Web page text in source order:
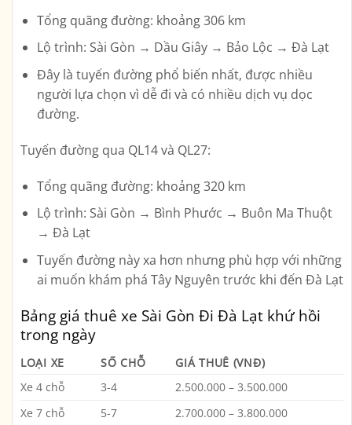
Tổng quãng đường: khoảng306 km
Lộ trình: Sài Gòn → Dầu Giây → Bảo Lộc → Đà Lạt
Đây là tuyến đường phổ biến nhất, được nhiều
người lựa chọn vì dễ đi và có nhiều dịch vụ dọc
đường.
Tuyến đường qua QL14 và QL27:
Tổng quãng đường: khoảng320 km
Lộ trình: Sài Gòn → Bình Phước → Buôn Ma Thuột
→ Đà Lạt
Tuyến đường này xa hơn nhưng phù hợp với những
ai muốn khám phá Tây Nguyên trước khi đến Đà Lạt
Bảng giá thuê xe Sài Gòn Đi Đà Lạt khứ hồi
trong ngày
LOẠI XE SỐ CHỖ
GIÁ THUÊ (VNĐ)
Xe 4 chỗ
3-4
2.500.000 – 3.500.000
Xe 7 chỗ
5-7
2.700.000 – 3.800.000